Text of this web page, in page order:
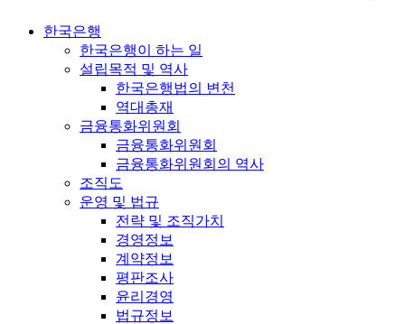
한국은행
한국은행이 하는 일
설립목적 및 역사
한국은행법의 변천
역대총재
금융통화위원회
금융통화위원회
금융통화위원회의 역사
조직도
운영 및 법규
전략 및 조직가치
경영정보
계약정보
평판조사
윤리경영
법규정보